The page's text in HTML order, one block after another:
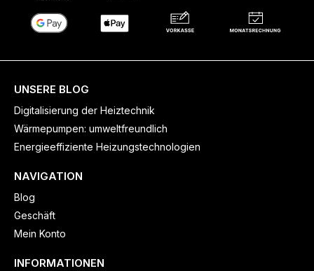
UNSERE BLOG
Digitalisierung der Heiztechnik
Wärmepumpen: umweltfreundlich
Energieeffiziente Heizungstechnologien
NAVIGATION
Blog
Geschäft
Mein Konto
INFORMATIONEN